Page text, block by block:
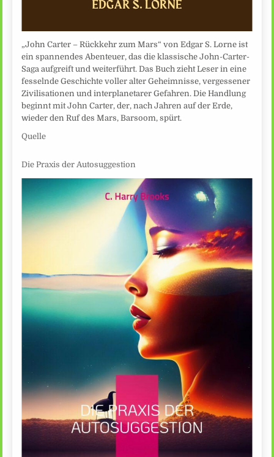
„John Carter – Rückkehr zum Mars“ von Edgar S. Lorne ist
ein spannendes Abenteuer, das die klassische John-Carter-
Saga aufgreift und weiterführt. Das Buch zieht Leser in eine
fesselnde Geschichte voller alter Geheimnisse, vergessener
Zivilisationen und interplanetarer Gefahren. Die Handlung
beginnt mit John Carter, der, nach Jahren auf der Erde,
wieder den Ruf des Mars, Barsoom, spürt.
Quelle
Die Praxis der Autosuggestion